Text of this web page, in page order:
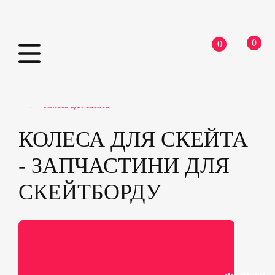
content
0 0
Колеса для скейта
КОЛЕСА ДЛЯ СКЕЙТА
- ЗАПЧАСТИНИ ДЛЯ
СКЕЙТБОРДУ